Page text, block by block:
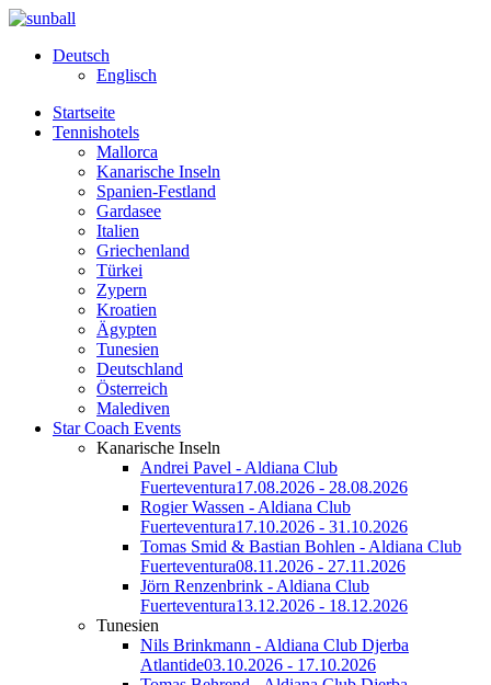
Deutsch
Englisch
Startseite
Tennishotels
Mallorca
Kanarische Inseln
Spanien-Festland
Gardasee
Italien
Griechenland
Türkei
Zypern
Kroatien
Ägypten
Tunesien
Deutschland
Österreich
Malediven
Star Coach Events
Kanarische Inseln
Andrei Pavel - Aldiana Club
Fuerteventura17.08.2026 - 28.08.2026
Rogier Wassen - Aldiana Club
Fuerteventura17.10.2026 - 31.10.2026
Tomas Smid & Bastian Bohlen - Aldiana Club
Fuerteventura08.11.2026 - 27.11.2026
Jörn Renzenbrink - Aldiana Club
Fuerteventura13.12.2026 - 18.12.2026
Tunesien
Nils Brinkmann - Aldiana Club Djerba
Atlantide03.10.2026 - 17.10.2026